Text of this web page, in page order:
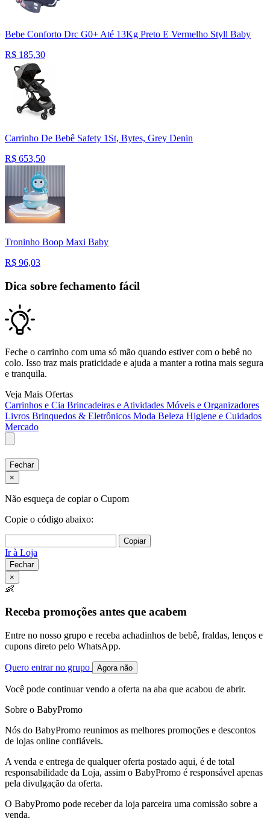
Bebe Conforto Drc G0+ Até 13Kg Preto E Vermelho Styll Baby
R$ 185,30
Carrinho De Bebê Safety 1St, Bytes, Grey Denin
R$ 653,50
Troninho Boop Maxi Baby
R$ 96,03
Dica sobre fechamento fácil
Feche o carrinho com uma só mão quando estiver com o bebê no
colo. Isso traz mais praticidade e ajuda a manter a rotina mais segura
e tranquila.
Veja Mais Ofertas
Carrinhos e Cia Brincadeiras e Atividades Móveis e Organizadores
Livros Brinquedos & Eletrônicos Moda Beleza Higiene e Cuidados
Mercado
Fechar
×
Não esqueça de copiar o Cupom
Copie o código abaixo:
Copiar
Ir à Loja
Fechar
×
👶
Receba promoções antes que acabem
Entre no nosso grupo e receba achadinhos de bebê, fraldas, lenços e
cupons direto pelo WhatsApp.
Quero entrar no grupo Agora não
Você pode continuar vendo a oferta na aba que acabou de abrir.
Sobre o BabyPromo
Nós do BabyPromo reunimos as melhores promoções e descontos
de lojas online confiáveis.
A venda e entrega de qualquer oferta postado aqui, é de total
responsabilidade da Loja, assim o BabyPromo é responsável apenas
pela divulgação da oferta.
O BabyPromo pode receber da loja parceira uma comissão sobre a
venda.